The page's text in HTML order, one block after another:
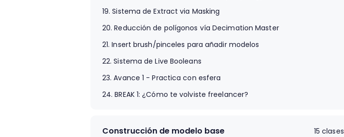
19. Sistema de Extract via Masking
20. Reducción de polígonos vía Decimation Master
21. Insert brush/pinceles para añadir modelos
22. Sistema de Live Booleans
23. Avance 1 - Practica con esfera
24. BREAK 1: ¿Cómo te volviste freelancer?
Construcción de modelo base 15 clases